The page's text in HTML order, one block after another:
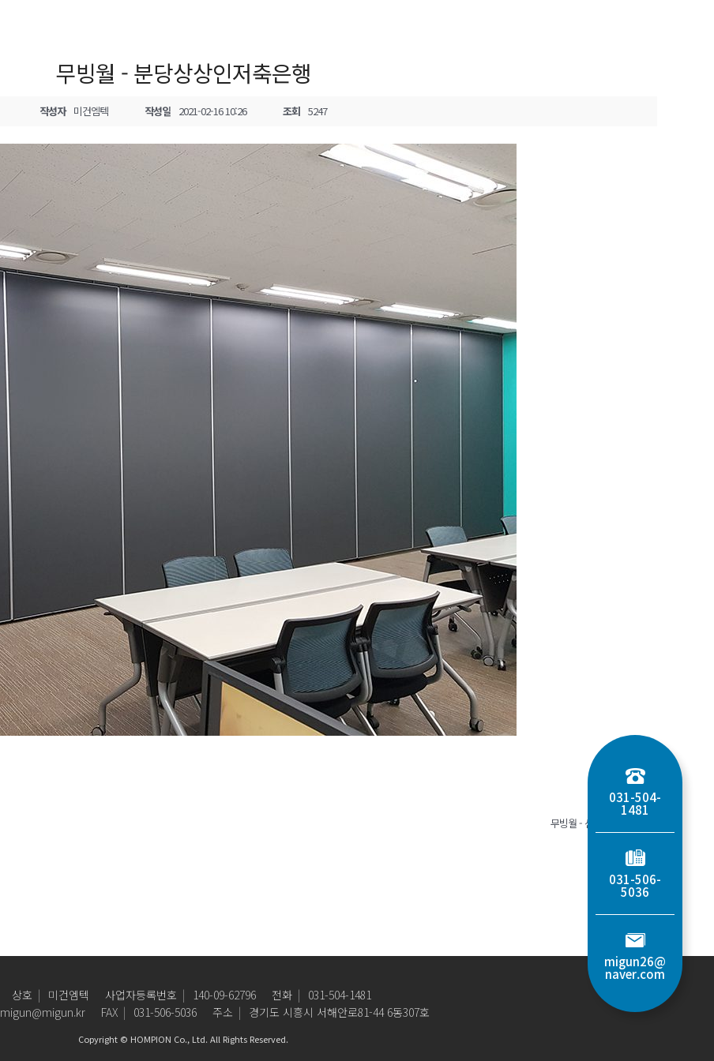
무빙월 - 분당상상인저축은행
작성자 미건엠텍 작성일 2021-02-16 10:26 조회 5247
인쇄
무빙월 - 선거관리위원회
031-504-
1481
031-506-
5036
migun26@
naver.com
상호 미건엠텍 사업자등록번호 140-09-62796 전화
031-504-1481
migun@migun.kr FAX 031-506-5036 주소 경기도 시흥시 서해안로81-44 6동307호
Copyright © HOMPION Co., Ltd. All Rights Reserved.